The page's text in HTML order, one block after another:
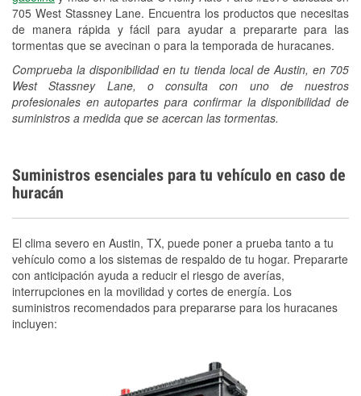
705 West Stassney Lane. Encuentra los productos que necesitas
de manera rápida y fácil para ayudar a prepararte para las
tormentas que se avecinan o para la temporada de huracanes.
Comprueba la disponibilidad en tu tienda local de Austin, en 705
West Stassney Lane, o consulta con uno de nuestros
profesionales en autopartes para confirmar la disponibilidad de
suministros a medida que se acercan las tormentas.
Suministros esenciales para tu vehículo en caso de
huracán
El clima severo en Austin, TX, puede poner a prueba tanto a tu
vehículo como a los sistemas de respaldo de tu hogar. Prepararte
con anticipación ayuda a reducir el riesgo de averías,
interrupciones en la movilidad y cortes de energía. Los
suministros recomendados para prepararse para los huracanes
incluyen: